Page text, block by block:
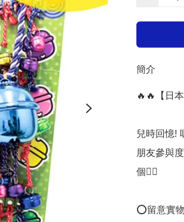
簡介
🔥🔥【日
兒時回憶!
朋友參與
個👍🏻
⭕留意實